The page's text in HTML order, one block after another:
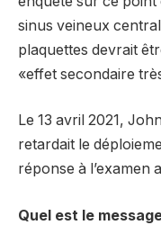
sinus veineux
plaquettes devrait
«effet secondaire
Le 13 avril 2021,
retardait le
réponse à l’examen
Quel est le